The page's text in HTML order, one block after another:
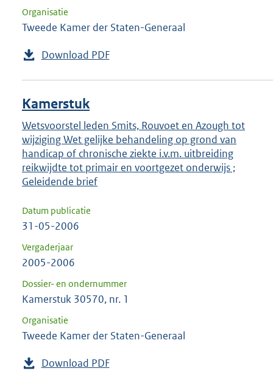
Organisatie
Tweede Kamer der Staten-Generaal
Download PDF
Kamerstuk
Wetsvoorstel leden Smits, Rouvoet en Azough tot
wijziging Wet gelijke behandeling op grond van
handicap of chronische ziekte i.v.m. uitbreiding
reikwijdte tot primair en voortgezet onderwijs ;
Geleidende brief
Datum publicatie
31-05-2006
Vergaderjaar
2005-2006
Dossier- en ondernummer
Kamerstuk 30570, nr. 1
Organisatie
Tweede Kamer der Staten-Generaal
Download PDF